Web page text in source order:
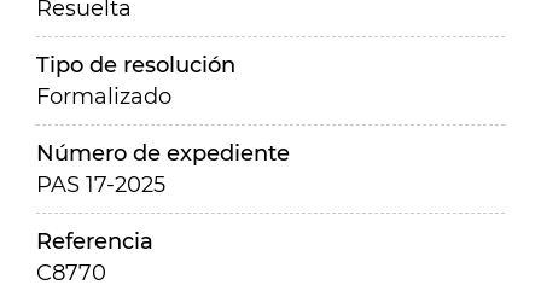
Resuelta
Tipo de resolución
Formalizado
Número de expediente
PAS 17-2025
Referencia
C8770